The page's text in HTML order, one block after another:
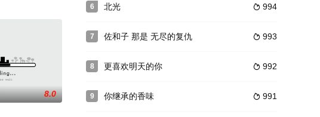
8.0
6  994
北光
7  993
佐和子 那是 无尽的复仇
8  992
更喜欢明天的你
9  991
你继承的香味